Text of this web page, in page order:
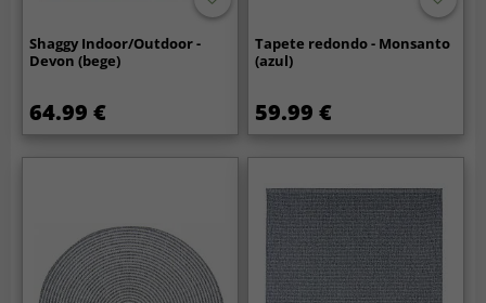
Shaggy Indoor/Outdoor -
Devon (bege)
64.99 €
Tapete redondo - Monsanto
(azul)
59.99 €